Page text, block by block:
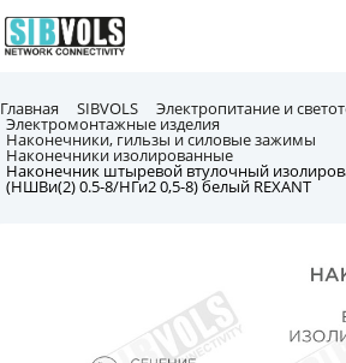
Главная SIBVOLS Электропитание и
Электромонтажные изделия
Наконечники, гильзы и силовые зажимы
Наконечники изолированные
Наконечник штыревой втулочный
(НШВи(2) 0.5-8/НГи2 0,5-8) белый REXANT